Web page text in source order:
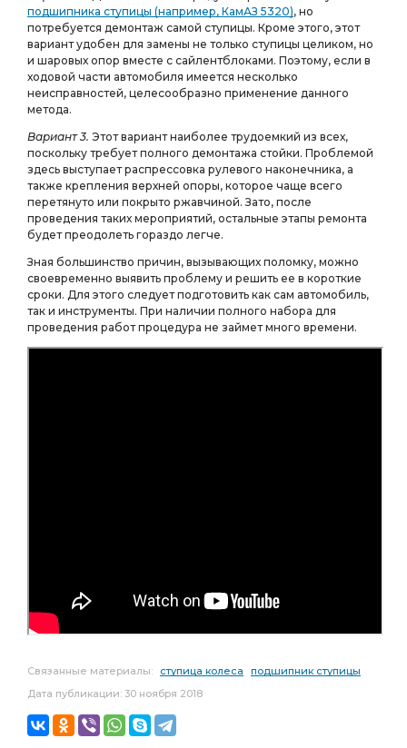
подшипника ступицы (например, КамАЗ 5320), но
потребуется демонтаж самой ступицы. Кроме этого, этот
вариант удобен для замены не только ступицы целиком, но
и шаровых опор вместе с сайлентблоками. Поэтому, если в
ходовой части автомобиля имеется несколько
неисправностей, целесообразно применение данного
метода.
Вариант 3. Этот вариант наиболее трудоемкий из всех,
поскольку требует полного демонтажа стойки. Проблемой
здесь выступает распрессовка рулевого наконечника, а
также крепления верхней опоры, которое чаще всего
перетянуто или покрыто ржавчиной. Зато, после
проведения таких мероприятий, остальные этапы ремонта
будет преодолеть гораздо легче.
Зная большинство причин, вызывающих поломку, можно
своевременно выявить проблему и решить ее в короткие
сроки. Для этого следует подготовить как сам автомобиль,
так и инструменты. При наличии полного набора для
проведения работ процедура не займет много времени.
Связанные материалы: ступица колеса
подшипник ступицы
Дата публикации: 30 ноября 2018